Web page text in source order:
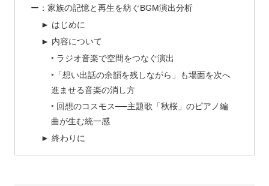
ー：家族の記憶と再生を紡ぐBGM演出分析
► はじめに
► 内容について
‣ ラジオ音楽で空間をつなぐ演出
‣「想い出話の余韻を残しながら」も場面を次へ
進ませる音楽の消し方
‣ 回想のコスモス──主題歌「秋桜」のピアノ編
曲が生む統一感
► 終わりに